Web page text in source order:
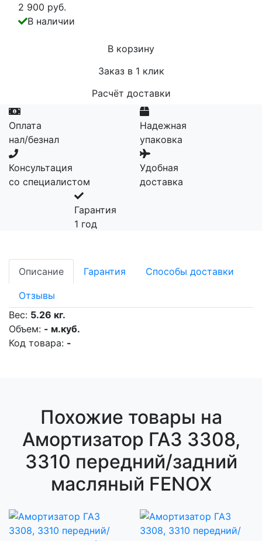
2 900 руб.
В наличии
В корзину
Заказ в 1 клик
Расчёт доставки
Оплата
нал/безнал
Надежная
упаковка
Консультация
со специалистом
Удобная
доставка
Гарантия
1 год
Описание Гарантия Способы доставки
Отзывы
Вес: 5.26 кг.
Объем: - м.куб.
Код товара: -
Похожие товары на
Амортизатор ГАЗ 3308,
3310 передний/задний
масляный FENOX